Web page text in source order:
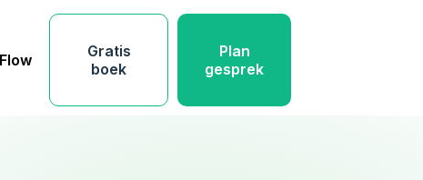
Gratis
boek
Plan
gesprek